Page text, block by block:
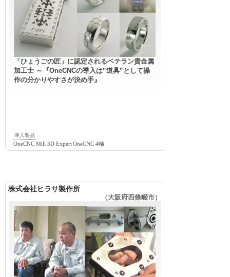
「ひょうごの匠」に認定されるベテラン貴金属
加工士 ～『OneCNCの導入は”道具”として操
作の分かりやすさが決め手』
導入製品
OneCNC Mill 3D ExpertOneCNC 4軸
株式会社ヒラサ製作所
（大阪府四條畷市）